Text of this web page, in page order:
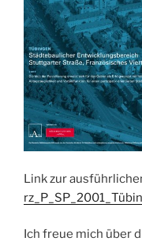
Link zur
Ich freue mich über